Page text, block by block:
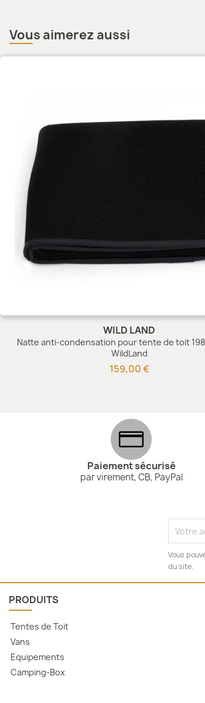
Vous aimerez aussi
WILD LAND
Natte anti-condensation pour tente de toit 198
WildLand
159,00 €
Paiement sécurisé
par virement, CB, PayPal
Vous
du site.
PRODUITS
Tentes de Toit
Vans
Equipements
Camping-Box